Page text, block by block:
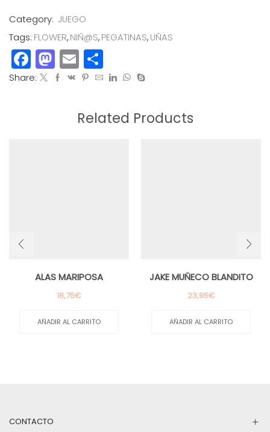
FLOWER
cantidad
Category: JUEGO
Tags: FLOWER,NIÑ@S,PEGATINAS,UÑAS
Facebook
Mastodon
Email
Share:
Related Products
ALAS MARIPOSA
18,75€
AÑADIR AL CARRITO
JAKE MUÑECO BLANDITO
23,95€
AÑADIR AL CARRITO
CONTACTO